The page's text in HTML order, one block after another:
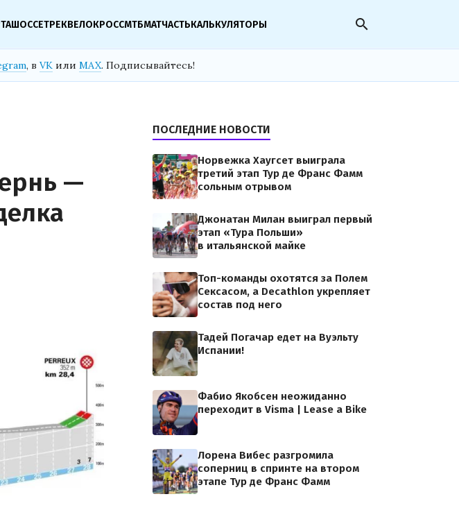
ШОССЕТРЕКВЕЛОКРОССМТБМАТЧАСТЬКАЛЬКУЛЯТОРЫ search
, в VK или MAX. Подписывайтесь!
—
ПОСЛЕДНИЕ НОВОСТИ
Норвежка Хаугсет выиграла
третий этап Тур де Франс Фамм
сольным отрывом
Джонатан Милан выиграл первый
этап «Тура Польши»
в итальянской майке
Топ-команды охотятся за Полем
Сексасом, а Decathlon укрепляет
состав под него
Тадей Погачар едет на Вуэльту
Испании!
Фабио Якобсен неожиданно
переходит в Visma | Lease a Bike
Лорена Вибес разгромила
соперниц в спринте на втором
этапе Тур де Франс Фамм